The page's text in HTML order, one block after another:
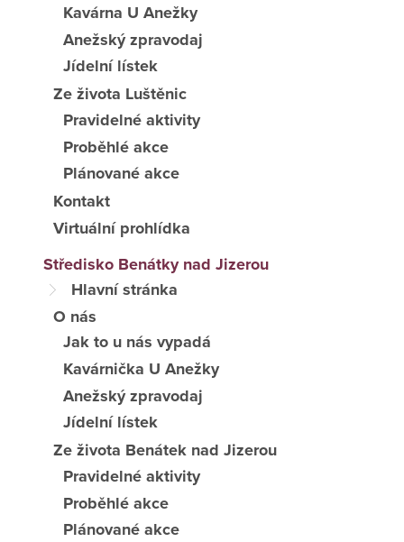
Kavárna U Anežky
Anežský zpravodaj
Jídelní lístek
Ze života Luštěnic
Pravidelné aktivity
Proběhlé akce
Plánované akce
Kontakt
Virtuální prohlídka
Středisko Benátky nad Jizerou
Hlavní stránka
O nás
Jak to u nás vypadá
Kavárnička U Anežky
Anežský zpravodaj
Jídelní lístek
Ze života Benátek nad Jizerou
Pravidelné aktivity
Proběhlé akce
Plánované akce